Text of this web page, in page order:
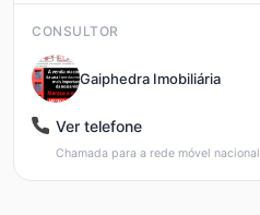
CONSULTOR
Gaiphedra Imobiliária
Ver telefone
Chamada para a rede móvel nacional